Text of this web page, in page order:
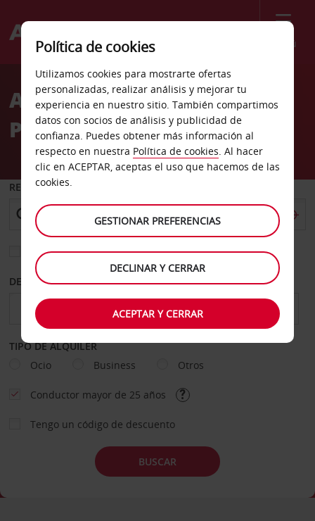
Menú
Welcome
AvisAlquiler de coches
Pittsburgh Stanwix Str
RECOGER EN
Elegir otra oficina de devolución
DESDE HASTA
TIPO DE ALQUILER
Ocio
Business Otros
Conductor mayor de 25 años
Tengo un código de descuento
BUSCAR
Política de cookies
Utilizamos cookies para mostrarte ofertas
personalizadas, realizar análisis y mejorar tu
experiencia en nuestro sitio. También compartimos
datos con socios de análisis y publicidad de
confianza. Puedes obtener más información al
respecto en nuestra Política de cookies. Al hacer
clic en ACEPTAR, aceptas el uso que hacemos de las
cookies.
GESTIONAR PREFERENCIAS
DECLINAR Y CERRAR
ACEPTAR Y CERRAR